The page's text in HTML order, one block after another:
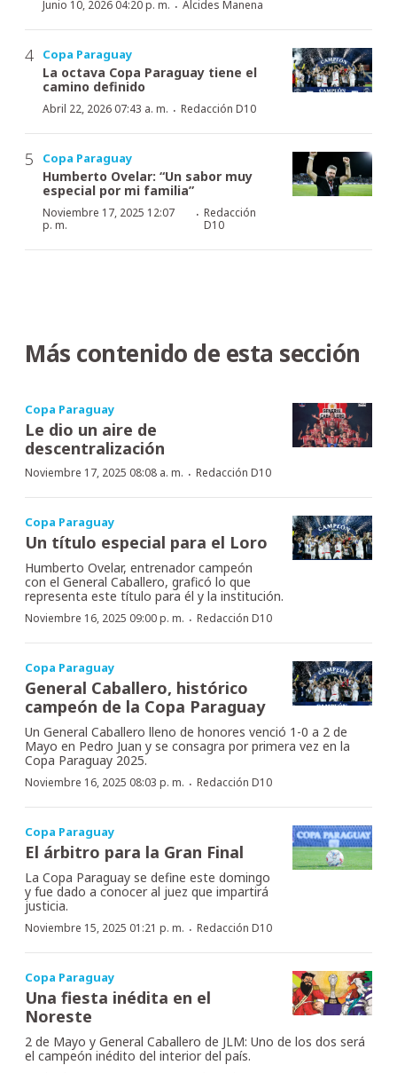
Junio 10, 2026 04:20 p. m. · Alcides Manena
Copa Paraguay
La octava Copa Paraguay tiene el
camino definido
Abril 22, 2026 07:43 a. m. · Redacción D10
Copa Paraguay
Humberto Ovelar: “Un sabor muy
especial por mi familia”
Noviembre 17, 2025 12:07
p. m.
·Redacción
D10
Más contenido de esta sección
Copa Paraguay
Le dio un aire de
descentralización
Noviembre 17, 2025 08:08 a. m. · Redacción D10
Copa Paraguay
Un título especial para el Loro
Humberto Ovelar, entrenador campeón
con el General Caballero, graficó lo que
representa este título para él y la institución.
Noviembre 16, 2025 09:00 p. m. · Redacción D10
Copa Paraguay
General Caballero, histórico
campeón de la Copa Paraguay
Un General Caballero lleno de honores venció 1-0 a 2 de
Mayo en Pedro Juan y se consagra por primera vez en la
Copa Paraguay 2025.
Noviembre 16, 2025 08:03 p. m. · Redacción D10
Copa Paraguay
El árbitro para la Gran Final
La Copa Paraguay se define este domingo
y fue dado a conocer al juez que impartirá
justicia.
Noviembre 15, 2025 01:21 p. m. · Redacción D10
Copa Paraguay
Una fiesta inédita en el
Noreste
2 de Mayo y General Caballero de JLM: Uno de los dos será
el campeón inédito del interior del país.